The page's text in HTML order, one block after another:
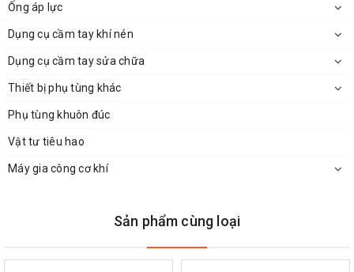
Ống áp lực
Dụng cụ cầm tay khí nén
Dụng cụ cầm tay sửa chữa
Thiết bị phụ tùng khác
Phụ tùng khuôn đúc
Vật tư tiêu hao
Máy gia công cơ khí
Sản phẩm cùng loại